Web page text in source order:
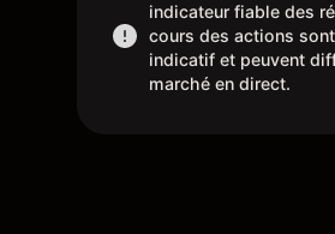
indicateur fiable des
cours des actions
indicatif et peuvent
marché en direct.